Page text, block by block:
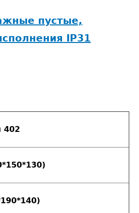
пустые,
IP31
402